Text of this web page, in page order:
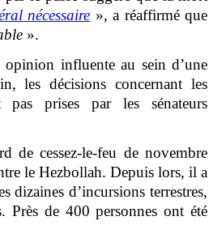
nécessaire », a réaffirmé que
».
influente au sein d’une
les décisions concernant les
pas prises par les sénateurs
de cessez-le-feu de novembre
le Hezbollah. Depuis lors, il a
dizaines d’incursions terrestres,
Près de 400 personnes ont été